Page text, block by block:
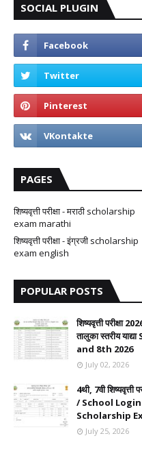
SOCIAL PLUGIN
PAGES
शिष्यवृत्ती परीक्षा - मराठी scholarship
exam marathi
शिष्यवृत्ती परीक्षा - इंग्रजी scholarship
exam english
POPULAR POSTS
शिष्यवृत्ती परीक्षा
तालुका स्तरीय
and 8th 2026
July 02, 2026
4थी, 7वी
/ School Login
Scholarship
July 25, 2026